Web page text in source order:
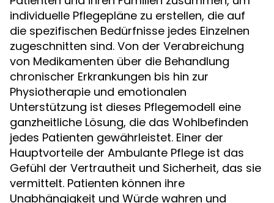
individuelle Pflegepläne zu erstellen, die auf
die spezifischen Bedürfnisse jedes Einzelnen
zugeschnitten sind. Von der Verabreichung
von Medikamenten über die Behandlung
chronischer Erkrankungen bis hin zur
Physiotherapie und emotionalen
Unterstützung ist dieses Pflegemodell eine
ganzheitliche Lösung, die das Wohlbefinden
jedes Patienten gewährleistet. Einer der
Hauptvorteile der Ambulante Pflege ist das
Gefühl der Vertrautheit und Sicherheit, das sie
vermittelt. Patienten können ihre
Unabhängigkeit und Würde wahren und